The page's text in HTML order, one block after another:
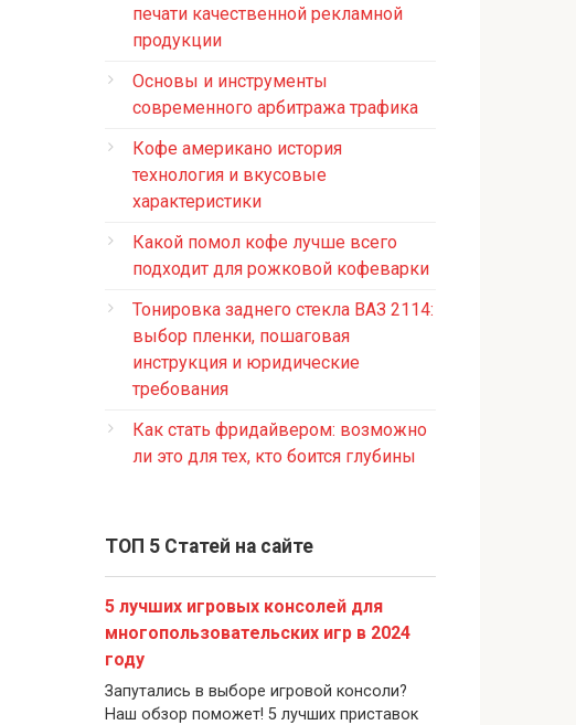
печати качественной рекламной
продукции
Основы и инструменты
современного арбитража трафика
Кофе американо история
технология и вкусовые
характеристики
Какой помол кофе лучше всего
подходит для рожковой кофеварки
Тонировка заднего стекла ВАЗ 2114:
выбор пленки, пошаговая
инструкция и юридические
требования
Как стать фридайвером: возможно
ли это для тех, кто боится глубины
ТОП 5 Статей на сайте
5 лучших игровых консолей для
многопользовательских игр в 2024
году
Запутались в выборе игровой консоли?
Наш обзор поможет! 5 лучших приставок